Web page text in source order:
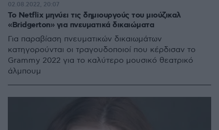
Το Netflix μηνύει τις δημιουργούς του μιούζικαλ
«Bridgerton» για πνευματικά δικαιώματα
Για παραβίαση πνευματικών δικαιωμάτων
κατηγορούνται οι τραγουδοποιοί που κέρδισαν το
Grammy 2022 για το καλύτερο μουσικό θεατρικό
άλμπουμ
02.08.2022, 20:07